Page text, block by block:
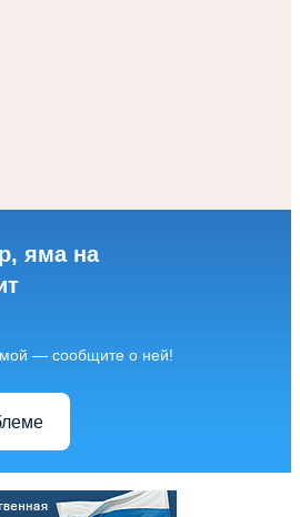
яма на
— сообщите о ней!